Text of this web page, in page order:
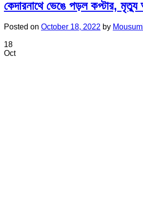
কেদারনাথে ভেঙে পড়ল কপ্টার,
Posted on October 18, 2022 by
18
Oct